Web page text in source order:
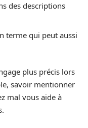
des descriptions
terme qui peut aussi
plus précis lors
savoir mentionner
mal vous aide à